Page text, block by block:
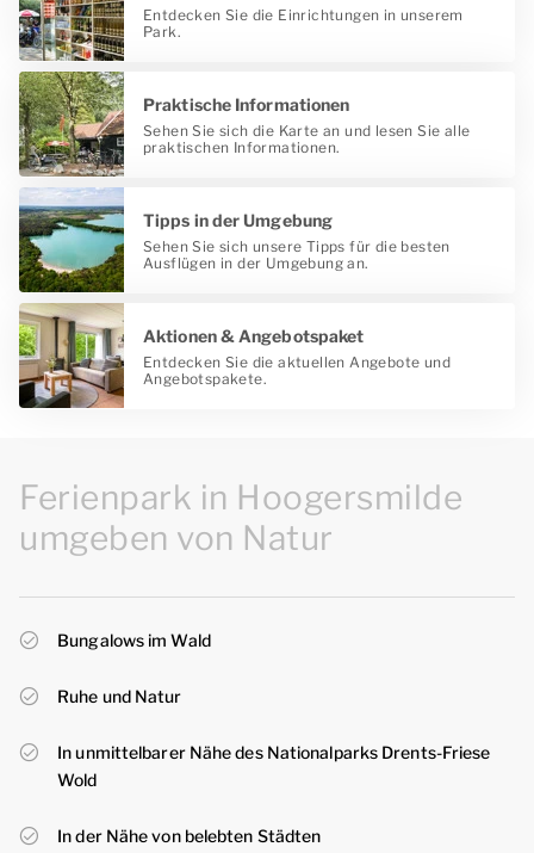
Entdecken Sie die Einrichtungen in unserem
Park.
Praktische Informationen
Sehen Sie sich die Karte an und lesen Sie alle
praktischen Informationen.
Tipps in der Umgebung
Sehen Sie sich unsere Tipps für die besten
Ausflügen in der Umgebung an.
Aktionen & Angebotspaket
Entdecken Sie die aktuellen Angebote und
Angebotspakete.
Ferienpark in Hoogersmilde
umgeben von Natur
Bungalows im Wald
Ruhe und Natur
In unmittelbarer Nähe des Nationalparks Drents-Friese
Wold
In der Nähe von belebten Städten